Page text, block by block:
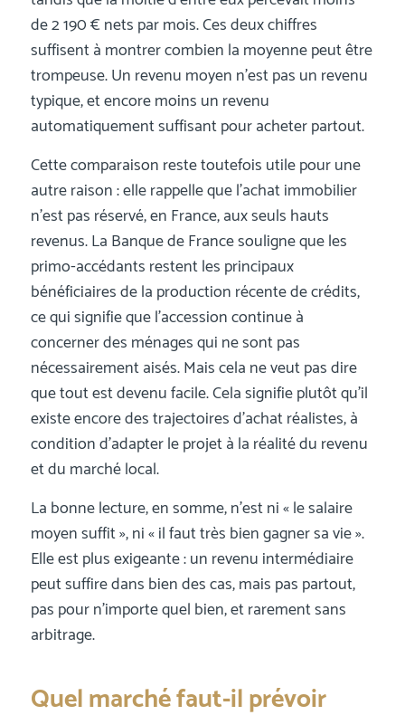
de 2 190 € nets par mois. Ces deux chiffres
suffisent à montrer combien la moyenne peut être
trompeuse. Un revenu moyen n’est pas un revenu
typique, et encore moins un revenu
automatiquement suffisant pour acheter partout.
Cette comparaison reste toutefois utile pour une
autre raison : elle rappelle que l’achat immobilier
n’est pas réservé, en France, aux seuls hauts
revenus. La Banque de France souligne que les
primo-accédants restent les principaux
bénéficiaires de la production récente de crédits,
ce qui signifie que l’accession continue à
concerner des ménages qui ne sont pas
nécessairement aisés. Mais cela ne veut pas dire
que tout est devenu facile. Cela signifie plutôt qu’il
existe encore des trajectoires d’achat réalistes, à
condition d’adapter le projet à la réalité du revenu
et du marché local.
La bonne lecture, en somme, n’est ni « le salaire
moyen suffit », ni « il faut très bien gagner sa vie ».
Elle est plus exigeante : un revenu intermédiaire
peut suffire dans bien des cas, mais pas partout,
pas pour n’importe quel bien, et rarement sans
arbitrage.
Quel marché faut-il prévoir